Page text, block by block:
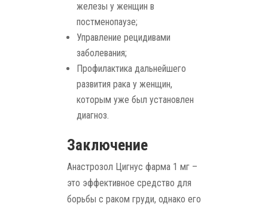
железы у женщин в
постменопаузе;
Управление рецидивами
заболевания;
Профилактика дальнейшего
развития рака у женщин,
которым уже был установлен
диагноз.
Заключение
Aнастрозол Цигнус фарма 1 мг –
это эффективное средство для
борьбы с раком груди, однако его